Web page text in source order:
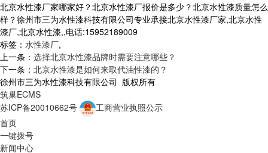
北京水性漆厂家哪家好？北京水性漆厂报价是多少？北京水性漆质量怎么
样？徐州市三为水性漆科技有限公司专业承接北京水性漆厂家,北京水性
漆厂,北京水性漆,,电话:15952189009
标签： 水性漆厂,
上一条： 选择北京水性漆品牌时需要注意哪些？
下一条： 北京水性漆是如何来取代油性漆的？
徐州市三为水性漆科技有限公司 版权所有
筑巢ECMS
苏ICP备20010662号
工商营业执照公示
首页
一键拨号
新闻中心